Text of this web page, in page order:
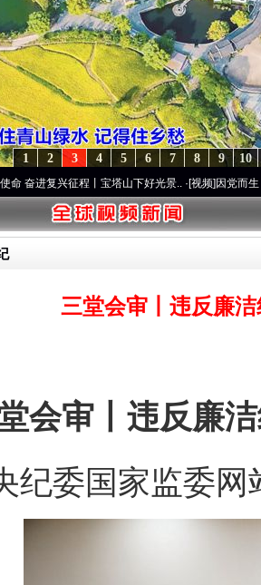
10
9
8
7
6
5
4
3
2
1
征程丨宝塔山下好光景..·[视频]因党而生 为党而战
三堂会审丨违反廉
审丨违反廉洁
委国家监委网